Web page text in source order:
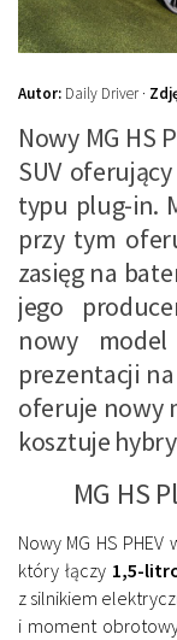
Autor: Daily Driver ·
Nowy MG HS
SUV
typu plug-in.
przy tym
zasięg na
jego
nowy
prezentacji
oferuje nowy
kosztuje
MG HS
Nowy MG HS
który łączy 1,5-
z silnikiem
i moment